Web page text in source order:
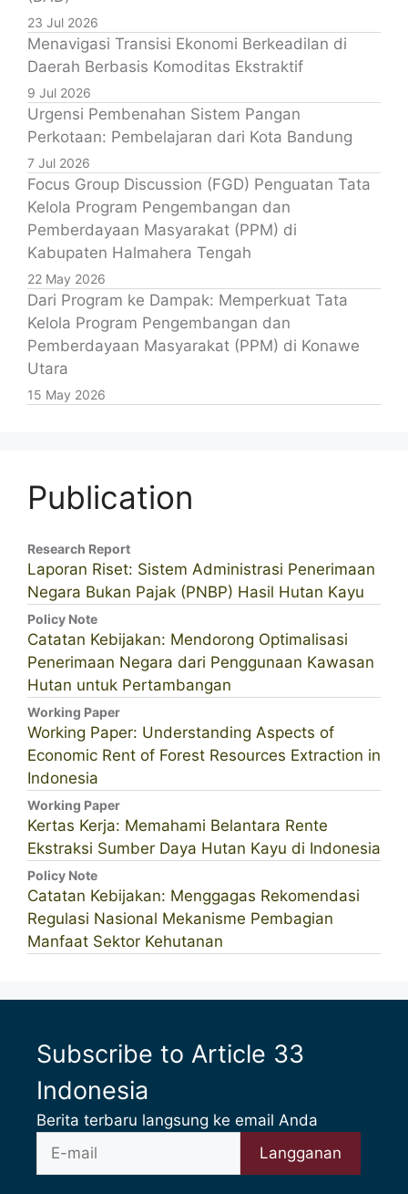
23 Jul 2026
Menavigasi Transisi Ekonomi Berkeadilan di
Daerah Berbasis Komoditas Ekstraktif
9 Jul 2026
Urgensi Pembenahan Sistem Pangan
Perkotaan: Pembelajaran dari Kota Bandung
7 Jul 2026
Focus Group Discussion (FGD) Penguatan Tata
Kelola Program Pengembangan dan
Pemberdayaan Masyarakat (PPM) di
Kabupaten Halmahera Tengah
22 May 2026
Dari Program ke Dampak: Memperkuat Tata
Kelola Program Pengembangan dan
Pemberdayaan Masyarakat (PPM) di Konawe
Utara
15 May 2026
Publication
Research Report
Laporan Riset: Sistem Administrasi Penerimaan
Negara Bukan Pajak (PNBP) Hasil Hutan Kayu
Policy Note
Catatan Kebijakan: Mendorong Optimalisasi
Penerimaan Negara dari Penggunaan Kawasan
Hutan untuk Pertambangan
Working Paper
Working Paper: Understanding Aspects of
Economic Rent of Forest Resources Extraction in
Indonesia
Working Paper
Kertas Kerja: Memahami Belantara Rente
Ekstraksi Sumber Daya Hutan Kayu di Indonesia
Policy Note
Catatan Kebijakan: Menggagas Rekomendasi
Regulasi Nasional Mekanisme Pembagian
Manfaat Sektor Kehutanan
Subscribe to Article 33
Indonesia
Berita terbaru langsung ke email Anda